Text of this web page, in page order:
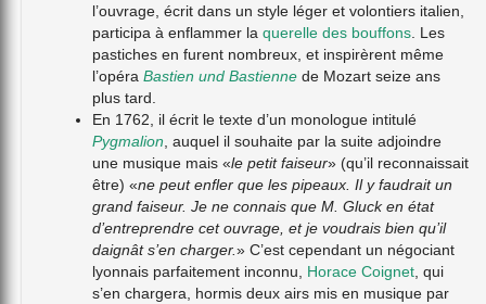
l’ouvrage, écrit dans un style léger et volontiers italien,
participa à enflammer laquerelle des bouffons . Les
pastiches en furent nombreux, et inspirèrent même
l’opéraBastien und Bastienne de Mozart seize ans
plus tard.
En 1762, il écrit le texte d’un monologue intitulé
Pygmalion , auquel il souhaite par la suite adjoindre
une musique mais «le petit faiseur» (qu’il reconnaissait
être) «ne peut enfler que les pipeaux. Il y faudrait un
grand faiseur. Je ne connais que M. Gluck en état
d’entreprendre cet ouvrage, et je voudrais bien qu’il
daignât s’en charger.» C’est cependant un négociant
lyonnais parfaitement inconnu, Horace Coignet , qui
s’en chargera, hormis deux airs mis en musique par